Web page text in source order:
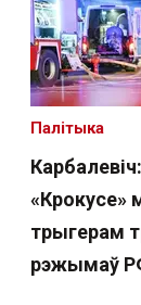
«Крокусе»
трыгерам
рэжымаў
Палітыка